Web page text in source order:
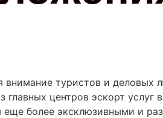
внимание туристов и
центров эскорт услуг
еще более эксклюзивными и